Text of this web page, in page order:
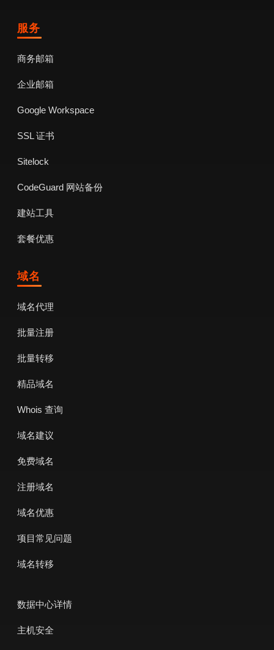
服务
商务邮箱
企业邮箱
Google Workspace
SSL 证书
Sitelock
CodeGuard 网站备份
建站工具
套餐优惠
域名
域名代理
批量注册
批量转移
精品域名
Whois 查询
域名建议
免费域名
注册域名
域名优惠
项目常见问题
域名转移
数据中心详情
主机安全